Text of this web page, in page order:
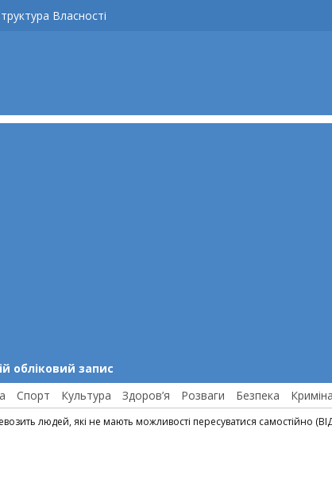
Власності
обліковий запис
Спорт Культура Здоров’я Розваги Безпека
людей, які не мають можливості пересуватися самостійно